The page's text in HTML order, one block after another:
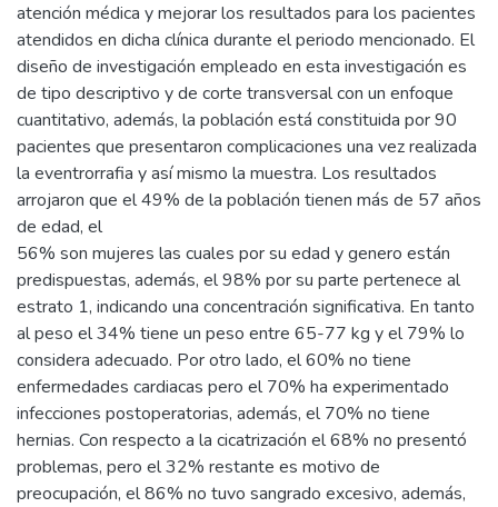
atención médica y mejorar los resultados para los pacientes
atendidos en dicha clínica durante el periodo mencionado. El
diseño de investigación empleado en esta investigación es
de tipo descriptivo y de corte transversal con un enfoque
cuantitativo, además, la población está constituida por 90
pacientes que presentaron complicaciones una vez realizada
la eventrorrafia y así mismo la muestra. Los resultados
arrojaron que el 49% de la población tienen más de 57 años
de edad, el
56% son mujeres las cuales por su edad y genero están
predispuestas, además, el 98% por su parte pertenece al
estrato 1, indicando una concentración significativa. En tanto
al peso el 34% tiene un peso entre 65-77 kg y el 79% lo
considera adecuado. Por otro lado, el 60% no tiene
enfermedades cardiacas pero el 70% ha experimentado
infecciones postoperatorias, además, el 70% no tiene
hernias. Con respecto a la cicatrización el 68% no presentó
problemas, pero el 32% restante es motivo de
preocupación, el 86% no tuvo sangrado excesivo, además,